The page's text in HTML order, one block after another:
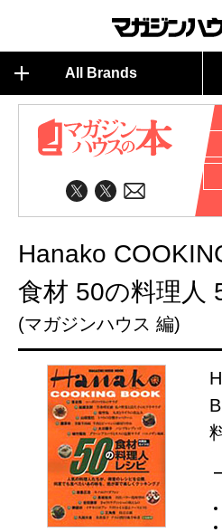
All Brands
Hanako
食材 50の料理人
(マガジンハウス 編)